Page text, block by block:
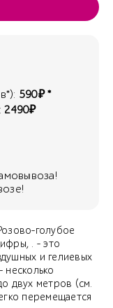
590₽ *
2490₽
голубое
. - это
и гелиевых
двух метров (см.
перемещается